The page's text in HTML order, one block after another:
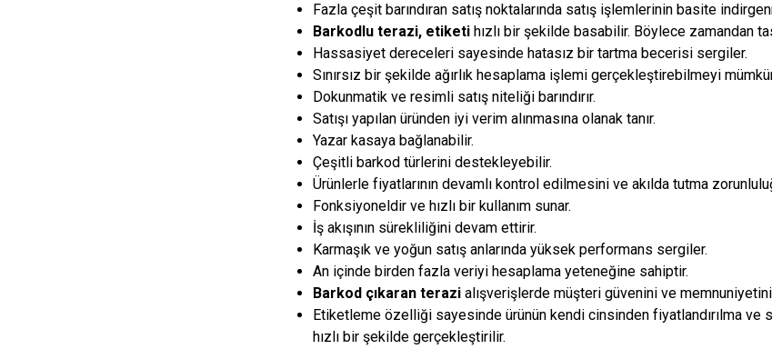
Fazla çeşit barındıran satış noktalarında satış işlemlerinin basite
Barkodlu terazi,etiketihızlı bir şekilde basabilir. Böylece zamandan
Hassasiyet dereceleri sayesinde hatasız bir tartma becerisi sergiler.
Sınırsız bir şekilde ağırlık hesaplama işlemi gerçekleştirebilmeyi
Dokunmatik ve resimli satış niteliği barındırır.
Satışı yapılan üründen iyi verim alınmasına olanak tanır.
Yazar kasaya bağlanabilir.
Çeşitli barkod türlerini destekleyebilir.
Ürünlerle fiyatlarının devamlı kontrol edilmesini ve akılda tutma
Fonksiyoneldir ve hızlı bir kullanım sunar.
İş akışının sürekliliğini devam ettirir.
Karmaşık ve yoğun satış anlarında yüksek performans sergiler.
An içinde birden fazla veriyi hesaplama yeteneğine sahiptir.
Barkod çıkaran terazialışverişlerde müşteri güvenini ve memnuniyetini
Etiketleme özelliği sayesinde ürünün kendi cinsinden fiyatlandırılma ve
hızlı bir şekilde gerçekleştirilir.